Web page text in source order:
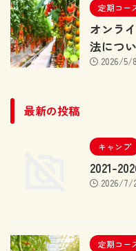
定期コー
オンラ
法につ
2026/5/8
最新の投稿
キャンプ
2021-
2026/7/
定期コー